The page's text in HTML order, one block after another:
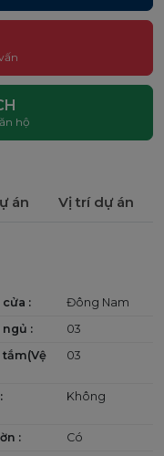
hộ
án Vị trí dự án
:
Đông Nam
ngủ :
03
03
Không
:
Có